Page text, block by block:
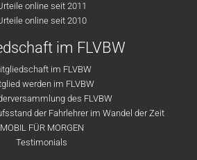
online seit 2011
online seit 2010
im FLVBW
im FLVBW
werden im FLVBW
des FLVBW
der Fahrlehrer im Wandel der Zeit
MOBIL FÜR MORGEN
Testimonials